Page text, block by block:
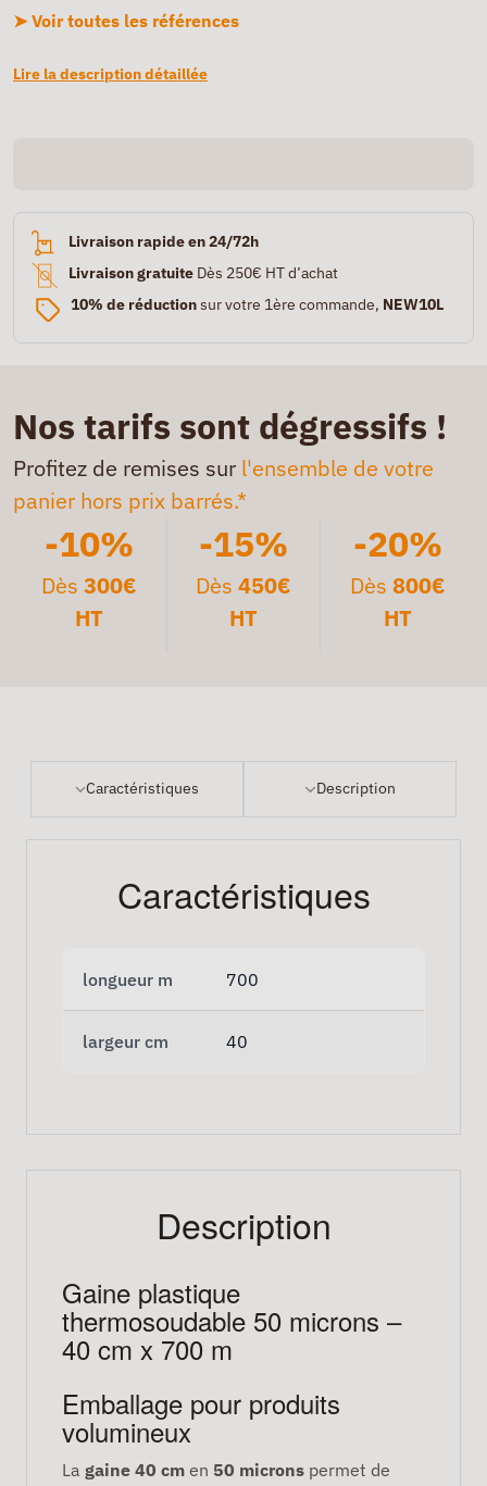
➤ Voir toutes les références
Lire la description détaillée
Livraison rapide en 24/72h
Livraison gratuite Dès 250€ HT d’achat
10% de réductionsur votre 1ère commande, NEW10L
Nos tarifs sont dégressifs !
Profitez de remises sur l'ensemble de votre
panier hors prix barrés.*
-10%
Dès300€
HT
-15%
Dès 450€
HT
-20%
Dès 800€
HT
Caractéristiques Description
Caractéristiques
longueur m 700
largeur cm 40
Description
Gaine plastique
thermosoudable 50 microns –
40 cm x 700 m
Emballage pour produits
volumineux
La gaine 40 cm en 50 microns permet de